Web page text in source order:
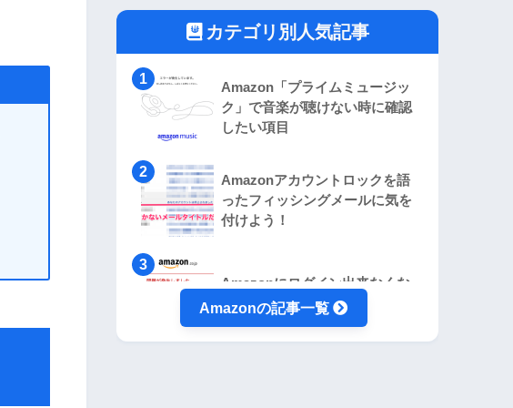
カテゴリ別人気記事
Amazon「プライムミュージッ
ク」で音楽が聴けない時に確認
したい項目
Amazonアカウントロックを語
ったフィッシングメールに気を
付けよう！
Amazonにログイン出来なくな
った時の対処法【2段階認証編】
Amazonの記事一覧